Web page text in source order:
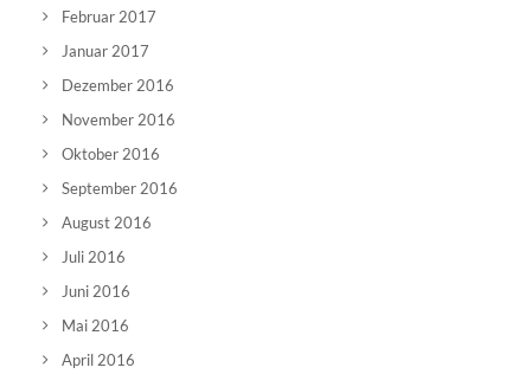
Februar 2017
Januar 2017
Dezember 2016
November 2016
Oktober 2016
September 2016
August 2016
Juli 2016
Juni 2016
Mai 2016
April 2016